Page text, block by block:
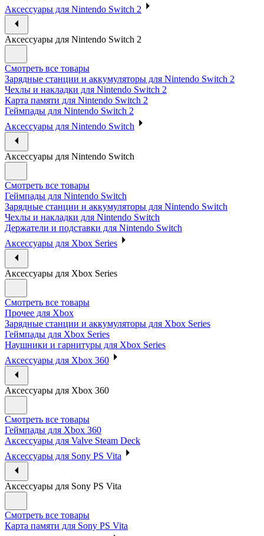
Аксессуары для Nintendo Switch 2
Аксессуары для Nintendo Switch 2
Смотреть все товары
Зарядные станции и аккумуляторы для Nintendo Switch 2
Чехлы и накладки для Nintendo Switch 2
Карта памяти для Nintendo Switch 2
Геймпады для Nintendo Switch 2
Аксессуары для Nintendo Switch
Аксессуары для Nintendo Switch
Смотреть все товары
Геймпады для Nintendo Switch
Зарядные станции и аккумуляторы для Nintendo Switch
Чехлы и накладки для Nintendo Switch
Держатели и подставки для Nintendo Switch
Аксессуары для Xbox Series
Аксессуары для Xbox Series
Смотреть все товары
Прочее для Xbox
Зарядные станции и аккумуляторы для Xbox Series
Геймпады для Xbox Series
Наушники и гарнитуры для Xbox Series
Аксессуары для Xbox 360
Аксессуары для Xbox 360
Смотреть все товары
Геймпады для Xbox 360
Аксессуары для Valve Steam Deck
Аксессуары для Sony PS Vita
Аксессуары для Sony PS Vita
Смотреть все товары
Карта памяти для Sony PS Vita